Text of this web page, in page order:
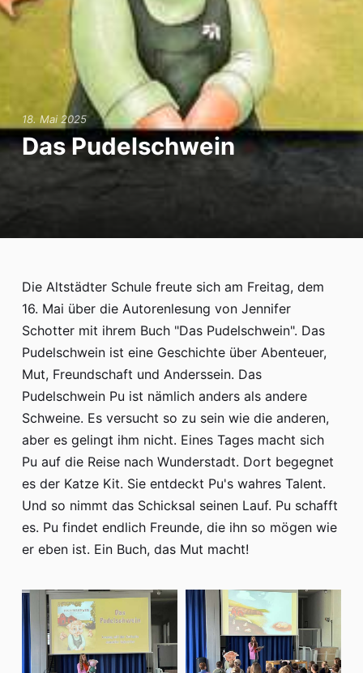
18. Mai 2025
Das Pudelschwein
Die Altstädter Schule freute sich am Freitag, dem
16. Mai über die Autorenlesung von Jennifer
Schotter mit ihrem Buch "Das Pudelschwein". Das
Pudelschwein ist eine Geschichte über Abenteuer,
Mut, Freundschaft und Anderssein. Das
Pudelschwein Pu ist nämlich anders als andere
Schweine. Es versucht so zu sein wie die anderen,
aber es gelingt ihm nicht. Eines Tages macht sich
Pu auf die Reise nach Wunderstadt. Dort begegnet
es der Katze Kit. Sie entdeckt Pu's wahres Talent.
Und so nimmt das Schicksal seinen Lauf. Pu schafft
es. Pu findet endlich Freunde, die ihn so mögen wie
er eben ist. Ein Buch, das Mut macht!
Schulmaterial
Einschulung
Übergang von Klasse 4 nach Klasse 5
Förderverein
Hort